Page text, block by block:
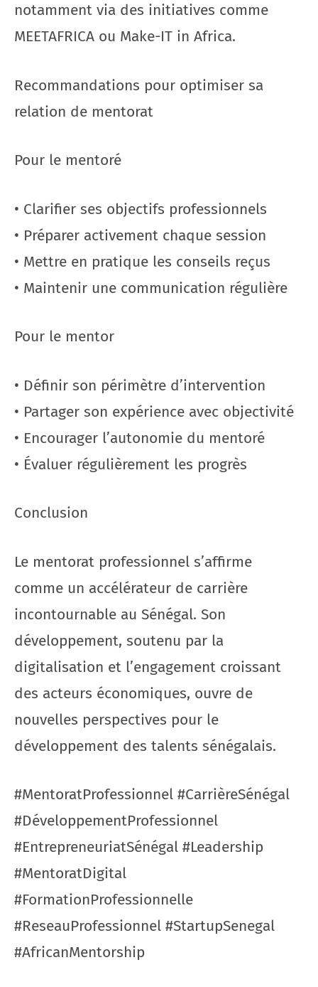
notamment via des initiatives comme
MEETAFRICA ou Make-IT in Africa.
Recommandations pour optimiser sa
relation de mentorat
Pour le mentoré
• Clarifier ses objectifs professionnels
• Préparer activement chaque session
• Mettre en pratique les conseils reçus
• Maintenir une communication régulière
Pour le mentor
• Définir son périmètre d’intervention
• Partager son expérience avec objectivité
• Encourager l’autonomie du mentoré
• Évaluer régulièrement les progrès
Conclusion
Le mentorat professionnel s’affirme
comme un accélérateur de carrière
incontournable au Sénégal. Son
développement, soutenu par la
digitalisation et l’engagement croissant
des acteurs économiques, ouvre de
nouvelles perspectives pour le
développement des talents sénégalais.
#MentoratProfessionnel #CarrièreSénégal
#DéveloppementProfessionnel
#EntrepreneuriatSénégal #Leadership
#MentoratDigital
#FormationProfessionnelle
#ReseauProfessionnel #StartupSenegal
#AfricanMentorship